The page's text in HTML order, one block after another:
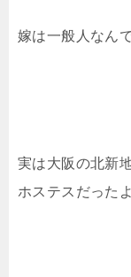
嫁は一般人なん
実は大阪の北新
ホステスだった